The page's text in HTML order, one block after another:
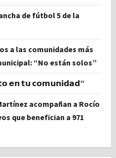
de fútbol 5 de la
a las comunidades más
“No están solos”
𝗲𝗻 𝘁𝘂 𝗰𝗼𝗺𝘂𝗻𝗶𝗱𝗮𝗱”
acompañan a Rocío
que benefician a 971